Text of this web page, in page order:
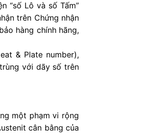
“số Lô và số Tấm”
trên Chứng nhận
hàng chính hãng,
& Plate number),
với dãy số trên
một phạm vi rộng
cân bằng của